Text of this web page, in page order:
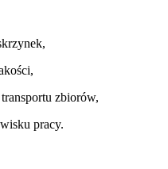
zbiorów,
pracy.